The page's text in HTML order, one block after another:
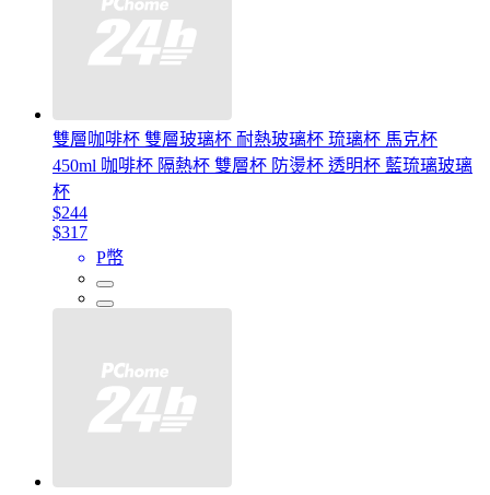
雙層咖啡杯 雙層玻璃杯 耐熱玻璃杯 琉璃杯 馬克杯
450ml 咖啡杯 隔熱杯 雙層杯 防燙杯 透明杯 藍琉璃玻璃
杯
$244
$317
P幣